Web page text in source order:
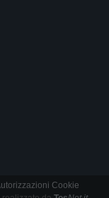
Cookie